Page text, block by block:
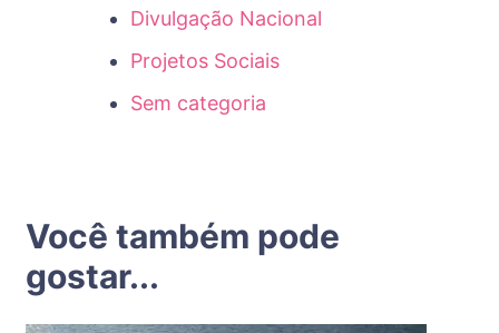
Divulgação Nacional
Projetos Sociais
Sem categoria
Você também pode
gostar...